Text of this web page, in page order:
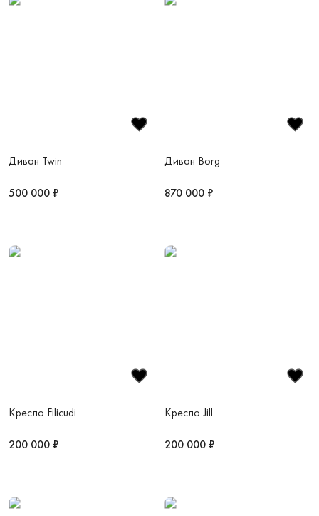
Диван Twin
500 000 ₽
Диван Borg
870 000 ₽
Кресло Filicudi
200 000 ₽
Кресло Jill
200 000 ₽